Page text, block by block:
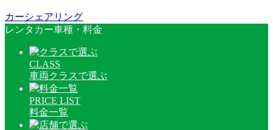
カーシェアリング
レンタカー車種・料金
CLASS
車両クラスで選ぶ
PRICE LIST
料金一覧